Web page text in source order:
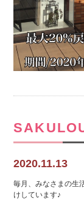
2020.11.13
毎月、みなさまの生
けしています♪